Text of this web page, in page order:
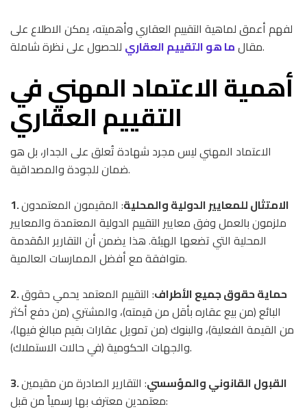
لفهم أعمق لماهية التقييم العقاري وأهميته، يمكن الاطلاع على
مقالما هو التقييم العقاري للحصول على نظرة شاملة.
أهمية الاعتماد المهني في
التقييم العقاري
الاعتماد المهني ليس مجرد شهادة تُعلق على الجدار، بل هو
ضمان للجودة والمصداقية.
1. الامتثال للمعايير الدولية والمحلية: المقيمون المعتمدون
ملزمون بالعمل وفق معايير التقييم الدولية المعتمدة والمعايير
المحلية التي تضعها الهيئة. هذا يضمن أن التقارير المُقدمة
متوافقة مع أفضل الممارسات العالمية.
2. حماية حقوق جميع الأطراف: التقييم المعتمد يحمي حقوق
البائع (من بيع عقاره بأقل من قيمته)، والمشتري (من دفع أكثر
من القيمة الفعلية)، والبنوك (من تمويل عقارات بقيم مبالغ فيها)،
والجهات الحكومية (في حالات الاستملاك).
3. القبول القانوني والمؤسسي: التقارير الصادرة من مقيمين
معتمدين معترف بها رسمياً من قبل: